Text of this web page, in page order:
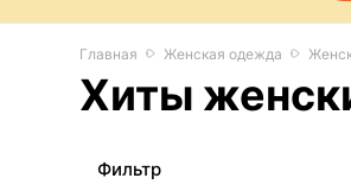
Главная Женская одежда
Хиты
Фильтр